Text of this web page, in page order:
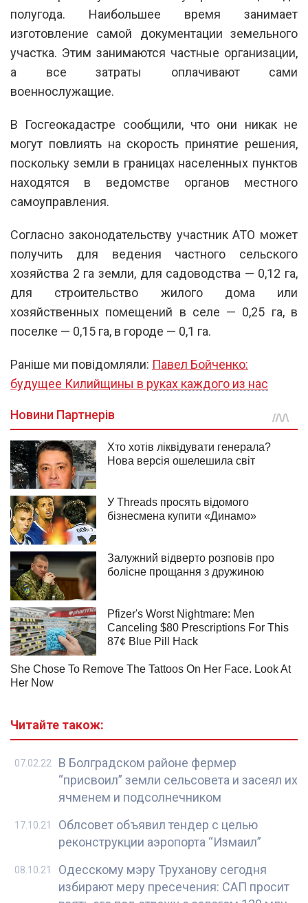
полугода. Наибольшее время занимает
изготовление самой документации земельного
участка. Этим занимаются частные организации,
а все затраты оплачивают сами
военнослужащие.
В Госгеокадастре сообщили, что они никак не
могут повлиять на скорость принятие решения,
поскольку земли в границах населенных пунктов
находятся в ведомстве органов местного
самоуправления.
Согласно законодательству участник АТО может
получить для ведения частного сельского
хозяйства 2 га земли, для садоводства — 0,12 га,
для строительство жилого дома или
хозяйственных помещений в селе — 0,25 га, в
поселке — 0,15 га, в городе — 0,1 га.
Раніше ми повідомляли: Павел Бойченко:
будущее Килийщины в руках каждого из нас
Читайте також:
В Болградском районе фермер
“присвоил” земли сельсовета и засеял их
ячменем и подсолнечником
07.02.22
Облсовет объявил тендер с целью
реконструкции аэропорта “Измаил”
17.10.21
Одесскому мэру Труханову сегодня
избирают меру пресечения: САП просит
08.10.21